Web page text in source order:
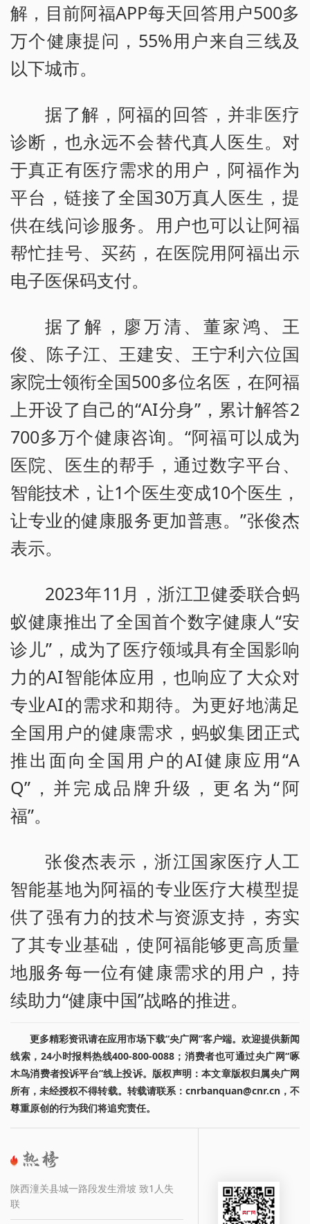
解，目前阿福APP每天回答用户500多
万个健康提问，55%用户来自三线及
以下城市。
据了解，阿福的回答，并非医疗
诊断，也永远不会替代真人医生。对
于真正有医疗需求的用户，阿福作为
平台，链接了全国30万真人医生，提
供在线问诊服务。用户也可以让阿福
帮忙挂号、买药，在医院用阿福出示
电子医保码支付。
据了解，廖万清、董家鸿、王
俊、陈子江、王建安、王宁利六位国
家院士领衔全国500多位名医，在阿福
上开设了自己的“AI分身”，累计解答2
700多万个健康咨询。“阿福可以成为
医院、医生的帮手，通过数字平台、
智能技术，让1个医生变成10个医生，
让专业的健康服务更加普惠。”张俊杰
表示。
2023年11月，浙江卫健委联合蚂
蚁健康推出了全国首个数字健康人“安
诊儿”，成为了医疗领域具有全国影响
力的AI智能体应用，也响应了大众对
专业AI的需求和期待。为更好地满足
全国用户的健康需求，蚂蚁集团正式
推出面向全国用户的AI健康应用“A
Q”，并完成品牌升级，更名为“阿
福”。
张俊杰表示，浙江国家医疗人工
智能基地为阿福的专业医疗大模型提
供了强有力的技术与资源支持，夯实
了其专业基础，使阿福能够更高质量
地服务每一位有健康需求的用户，持
续助力“健康中国”战略的推进。
更多精彩资讯请在应用市场下载“央广网”客户端。欢迎提供新闻
线索，24小时报料热线400-800-0088；消费者也可通过央广网“啄
木鸟消费者投诉平台”线上投诉。版权声明：本文章版权归属央广网
所有，未经授权不得转载。转载请联系：cnrbanquan@cnr.cn，不
尊重原创的行为我们将追究责任。
陕西潼关县城一路段发生滑坡 致1人失
联